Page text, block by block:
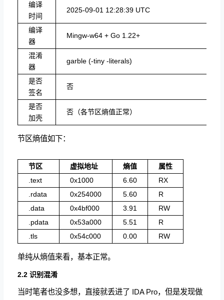
编译
时间
2025-09-01 12:28:39 UTC
编译
器
Mingw-w64 + Go 1.22+
混淆
器
garble (-tiny -literals)
是否
签名
否
是否
加壳
否（各节区熵值正常）
节区熵值如下：
节区 虚拟地址 熵值
属性
.text
0x1000 6.60
RX
.rdata
0x254000 5.60
R
.data
0x4bf000 3.91
RW
.pdata
0x53a000 5.51
R
.tls
0x54c000 0.00 RW
单纯从熵值来看，基本正常。
2.2 识别混淆
当时笔者也没多想，直接就丢进了 IDA Pro，但是发现做